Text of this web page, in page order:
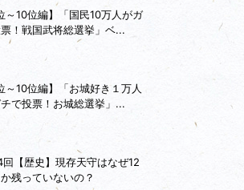
～10位編】「国民10万人がガ
！戦国武将総選挙」ベ...
～10位編】「お城好き１万人
で投票！お城総選挙」...
【歴史】現存天守はなぜ12
残っていないの？